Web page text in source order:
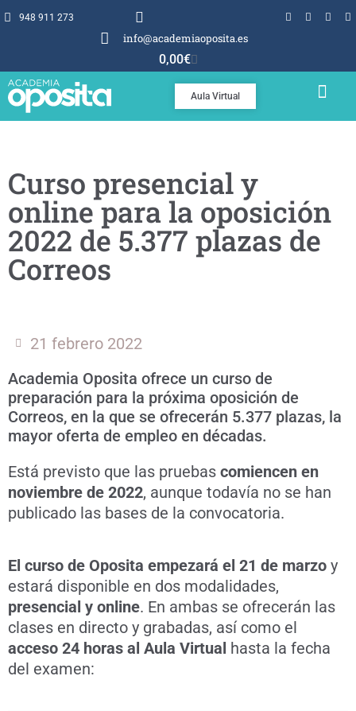
948 911 273
info@academiaoposita.es
0,00€
Aula Virtual
Curso presencial y
online para la oposición
2022 de 5.377 plazas de
Correos
21 febrero 2022
Academia Oposita ofrece un curso de
preparación para la próxima oposición de
Correos, en la que se ofrecerán 5.377 plazas, la
mayor oferta de empleo en décadas.
Está previsto que las pruebas comiencen en
noviembre de 2022, aunque todavía no se han
publicado las bases de la convocatoria.
El curso de Oposita empezará el 21 de marzo y
estará disponible en dos modalidades,
presencial y online. En ambas se ofrecerán las
clases en directo y grabadas, así como el
acceso 24 horas al Aula Virtual hasta la fecha
del examen: